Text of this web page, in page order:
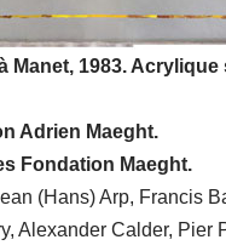
Manet, 1983.
Adrien Maeght.
Fondation Maeght.
(Hans) Arp, Francis
Alexander Calder,